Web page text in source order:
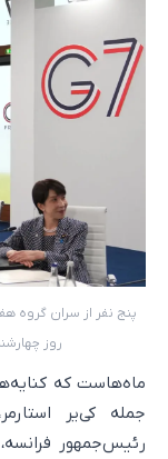
پنج نفر از سران گروه
روز چهارشنبه ۱۷ ژوئن ۲۰۲۶/عکس از
ماه‌هاست که
جمله کی‌یر
رئیس‌جمهور